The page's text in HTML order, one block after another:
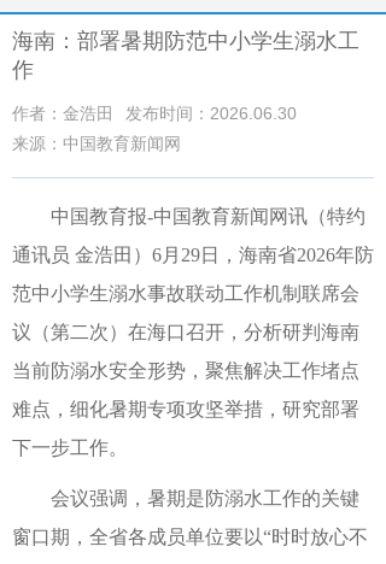
海南：部署暑期防范中小学生溺水工
作
作者：金浩田
发布时间：2026.06.30
来源：中国教育新闻网
中国教育报-中国教育新闻网讯（特约
通讯员 金浩田） 6月29日，海南省2026年防
范中小学生溺水事故联动工作机制联席会
议（第二次）在海口召开，分析研判海南
当前防溺水安全形势，聚焦解决工作堵点
难点，细化暑期专项攻坚举措，研究部署
下一步工作。
会议强调，暑期是防溺水工作的关键
窗口期，全省各成员单位要以“时时放心不